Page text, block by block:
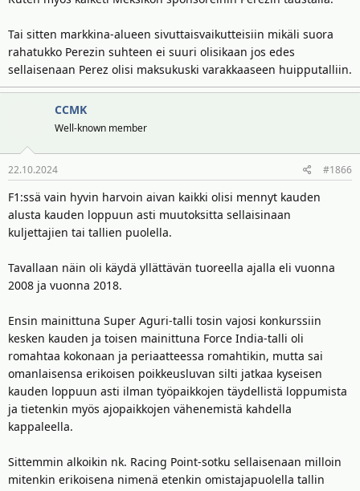
Tai sitten markkina-alueen sivuttaisvaikutteisiin mikäli suora
rahatukko Perezin suhteen ei suuri olisikaan jos edes
sellaisenaan Perez olisi maksukuski varakkaaseen huipputalliin.
CCMK
Well-known member
22.10.2024 #1866
F1:ssä vain hyvin harvoin aivan kaikki olisi mennyt kauden
alusta kauden loppuun asti muutoksitta sellaisinaan
kuljettajien tai tallien puolella.
Tavallaan näin oli käydä yllättävän tuoreella ajalla eli vuonna
2008 ja vuonna 2018.
Ensin mainittuna Super Aguri-talli tosin vajosi konkurssiin
kesken kauden ja toisen mainittuna Force India-talli oli
romahtaa kokonaan ja periaatteessa romahtikin, mutta sai
omanlaisensa erikoisen poikkeusluvan silti jatkaa kyseisen
kauden loppuun asti ilman työpaikkojen täydellistä loppumista
ja tietenkin myös ajopaikkojen vähenemistä kahdella
kappaleella.
Sittemmin alkoikin nk. Racing Point-sotku sellaisenaan milloin
mitenkin erikoisena nimenä etenkin omistajapuolella tallin